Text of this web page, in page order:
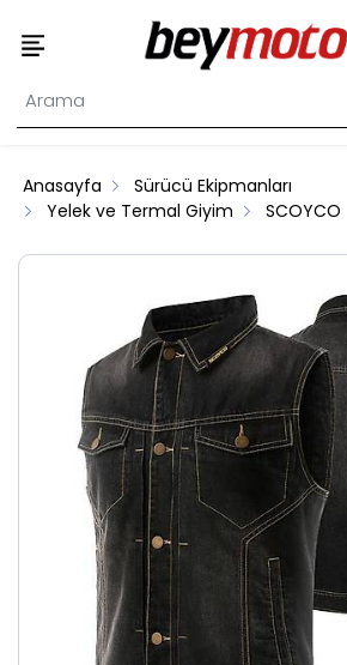
Anasayfa
Sürücü Ekipmanları
Yelek ve Termal Giyim
SCOYCO